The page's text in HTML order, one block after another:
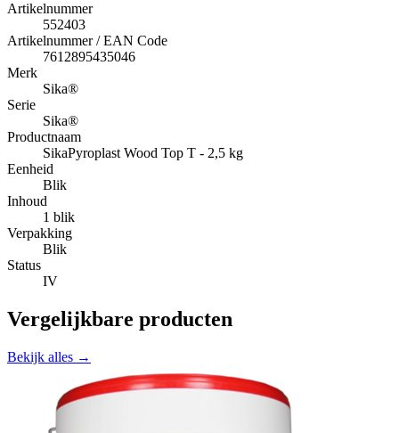
Artikelnummer
552403
Artikelnummer / EAN Code
7612895435046
Merk
Sika®
Serie
Sika®
Productnaam
SikaPyroplast Wood Top T - 2,5 kg
Eenheid
Blik
Inhoud
1 blik
Verpakking
Blik
Status
IV
Vergelijkbare producten
Bekijk alles →